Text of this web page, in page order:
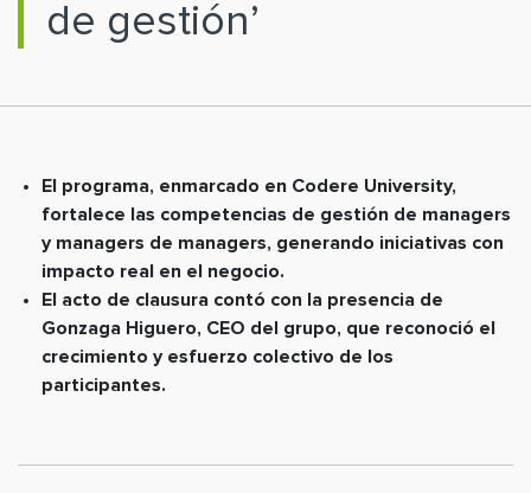
de gestión’
El programa, enmarcado en Codere University,
fortalece las competencias de gestión de managers
y managers de managers, generando iniciativas con
impacto real en el negocio.
El acto de clausura contó con la presencia de
Gonzaga Higuero, CEO del grupo, que reconoció el
crecimiento y esfuerzo colectivo de los
participantes.